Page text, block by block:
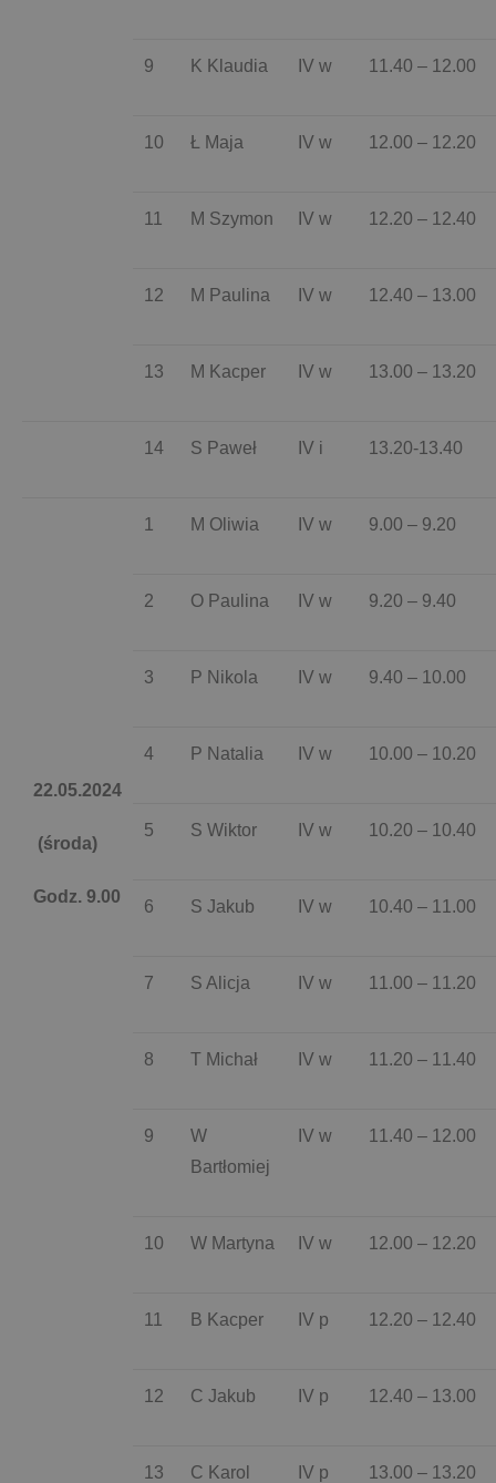
9 K Klaudia IV w 11.40 – 12.00
10 Ł Maja IV w 12.00 – 12.20
11 M Szymon IV w 12.20 – 12.40
12 M Paulina IV w 12.40 – 13.00
13 M Kacper IV w 13.00 – 13.20
14 S Paweł IV i 13.20-13.40
22.05.2024
(środa)
Godz. 9.00
1 M Oliwia IV w 9.00 – 9.20
2 O Paulina IV w 9.20 – 9.40
3 P Nikola IV w 9.40 – 10.00
4 P Natalia IV w 10.00 – 10.20
5 S Wiktor IV w 10.20 – 10.40
6 S Jakub IV w 10.40 – 11.00
7 S Alicja IV w 11.00 – 11.20
8 T Michał IV w 11.20 – 11.40
9
W
Bartłomiej
IV w 11.40 – 12.00
10 W Martyna IV w 12.00 – 12.20
11 B Kacper IV p 12.20 – 12.40
12 C Jakub IV p 12.40 – 13.00
13 C Karol IV p 13.00 – 13.20